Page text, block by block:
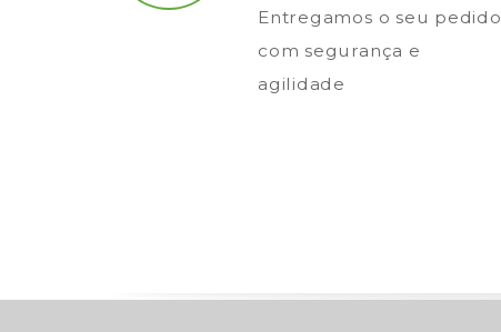
Entregamos o seu pedido
com segurança e
agilidade